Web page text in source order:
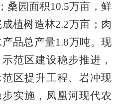
桑园面积10.5万亩，鲜
植树造林2.2万亩；肉
品总产量1.8万吨。现
范区建设稳步推进，
区提升工程、岩冲现
实施，凤凰河现代农